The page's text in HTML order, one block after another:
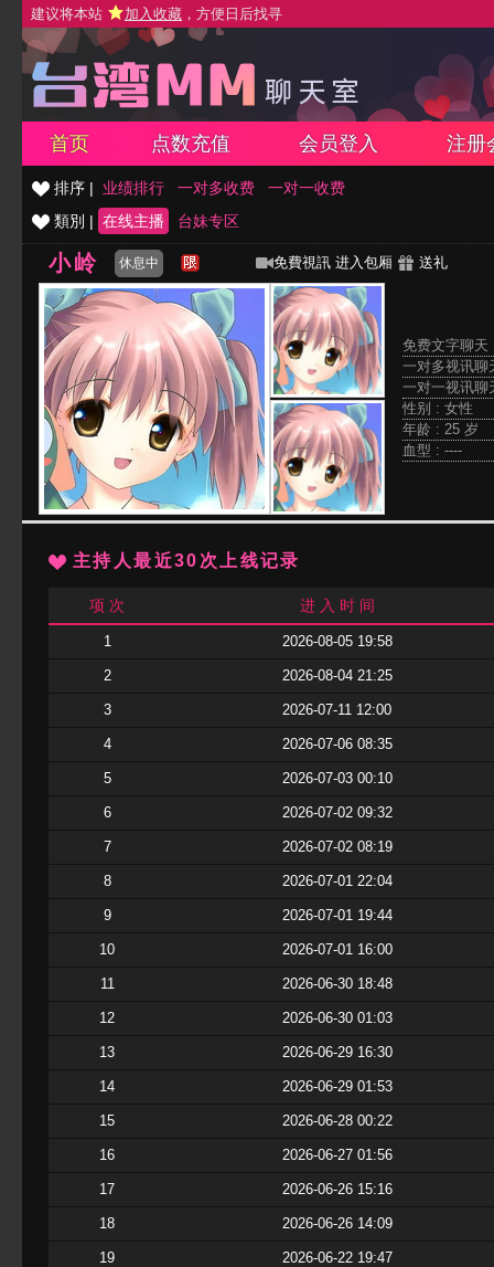
建议将本站 加入收藏 ，方便日后找寻
首页 点数充值 会员登入 注册
排序 | 业绩排行 一对多收费
一对一收费
類別 | 在线主播 台妹专区
小岭 休息中 免費視訊 进入包厢 送礼
免费文字聊
一对多视讯
一对一视讯
性别 : 女性
年龄 : 25 岁
血型 : ----
主持人最近30次上线记录
项 次 进 入 时 间
1 2026-08-05 19:58
2 2026-08-04 21:25
3 2026-07-11 12:00
4 2026-07-06 08:35
5 2026-07-03 00:10
6 2026-07-02 09:32
7 2026-07-02 08:19
8 2026-07-01 22:04
9 2026-07-01 19:44
10 2026-07-01 16:00
11 2026-06-30 18:48
12 2026-06-30 01:03
13 2026-06-29 16:30
14 2026-06-29 01:53
15 2026-06-28 00:22
16 2026-06-27 01:56
17 2026-06-26 15:16
18 2026-06-26 14:09
19 2026-06-22 19:47